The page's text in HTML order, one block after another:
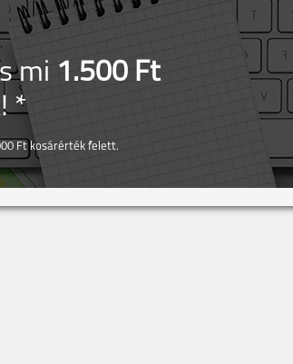
mi 1.500 Ft
*
Ft kosárérték felett.